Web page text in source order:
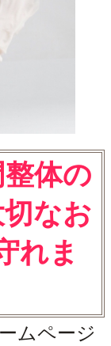
体の
なお
れま
ムページ